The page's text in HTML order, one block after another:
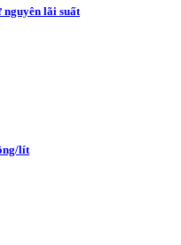
lãi suất
lít